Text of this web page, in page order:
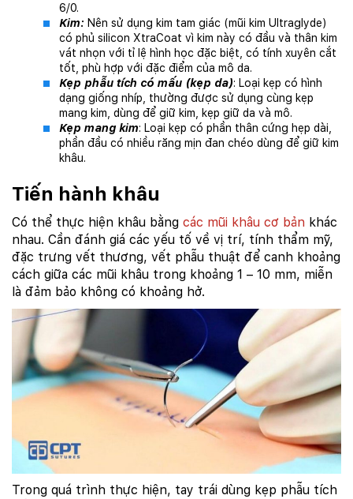
6/0.
Kim: Nên sử dụng kim tam giác (mũi kim Ultraglyde)
có phủ silicon XtraCoat vì kim này có đầu và thân kim
vát nhọn với tỉ lệ hình học đặc biệt, có tính xuyên cắt
tốt, phù hợp với đặc điểm của mô da.
Kẹp phẫu tích có mấu (kẹp da): Loại kẹp có hình
dạng giống nhíp, thường được sử dụng cùng kẹp
mang kim, dùng để giữ kim, kẹp giữ da và mô.
Kẹp mang kim: Loại kẹp có phần thân cứng hẹp dài,
phần đầu có nhiều răng mịn đan chéo dùng để giữ kim
khâu.
Tiến hành khâu
Có thể thực hiện khâu bằng các mũi khâu cơ bản khác
nhau. Cần đánh giá các yếu tố về vị trí, tính thẩm mỹ,
đặc trưng vết thương, vết phẫu thuật để canh khoảng
cách giữa các mũi khâu trong khoảng 1 – 10 mm, miễn
là đảm bảo không có khoảng hở.
Trong quá trình thực hiện, tay trái dùng kẹp phẫu tích